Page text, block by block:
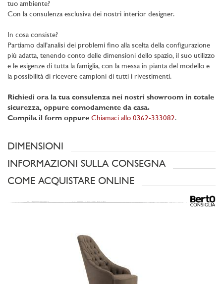
tuo ambiente?
Con la consulenza esclusiva dei nostri interior designer.
In cosa consiste?
Partiamo dall’analisi dei problemi fino alla scelta della configurazione
più adatta, tenendo conto delle dimensioni dello spazio, il suo utilizzo
e le esigenze di tutta la famiglia, con la messa in pianta del modello e
la possibilità di ricevere campioni di tutti i rivestimenti.
Richiedi ora la tua consulenza nei nostri showroom in totale
sicurezza, oppure comodamente da casa.
Compila il form oppure Chiamaci allo 0362-333082.
DIMENSIONI
INFORMAZIONI SULLA CONSEGNA
COME ACQUISTARE ONLINE